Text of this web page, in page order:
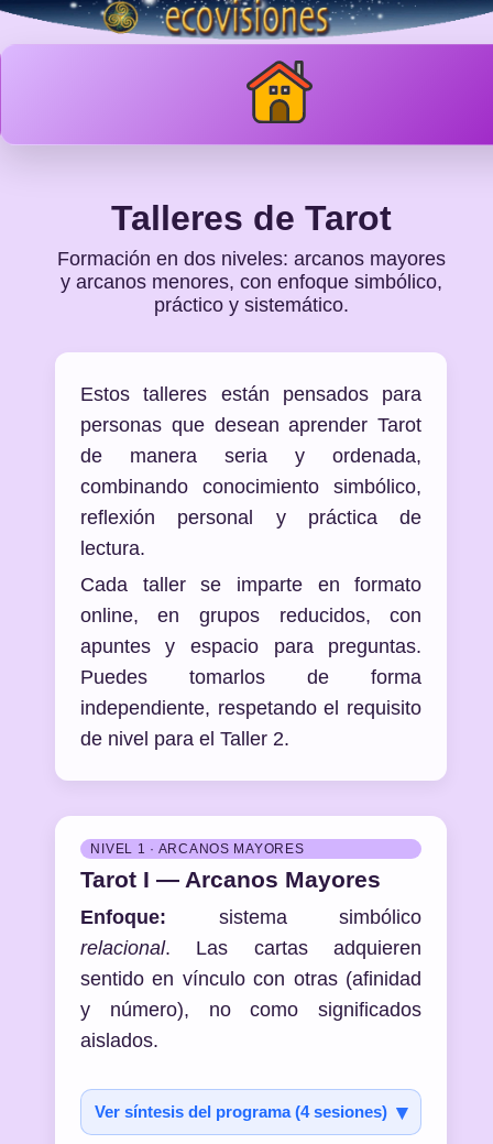
Talleres de Tarot
Formación en dos niveles: arcanos mayores
y arcanos menores, con enfoque simbólico,
práctico y sistemático.
Estos talleres están pensados para
personas que desean aprender Tarot
de manera seria y ordenada,
combinando conocimiento simbólico,
reflexión personal y práctica de
lectura.
Cada taller se imparte en formato
online, en grupos reducidos, con
apuntes y espacio para preguntas.
Puedes tomarlos de forma
independiente, respetando el requisito
de nivel para el Taller 2.
NIVEL 1 · ARCANOS MAYORES
Tarot I — Arcanos Mayores
Enfoque: sistema simbólico
relacional. Las cartas adquieren
sentido en vínculo con otras (afinidad
y número), no como significados
aislados.
Ver síntesis del programa (4 sesiones)